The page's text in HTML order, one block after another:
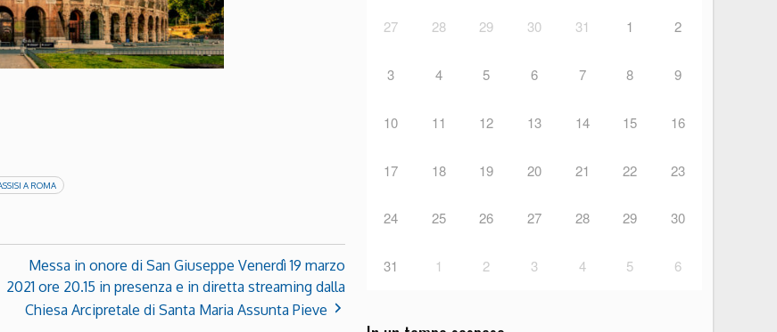
A ROMA
Messa in onore di San Giuseppe Venerdì 19 marzo
2021 ore 20.15 in presenza e in diretta streaming dalla
Chiesa Arcipretale di Santa Maria Assunta Pieve
27 28 29 30 31 1 2
3 4 5 6 7 8 9
10 11 12 13 14 15 16
17 18 19 20 21 22 23
24 25 26 27 28 29 30
31 1 2 3 4 5 6